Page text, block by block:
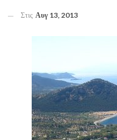
Στις Αυγ 13, 2013